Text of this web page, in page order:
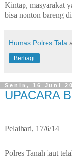
Kintap, masyarakat
bisa nonton bareng
Humas Polres Tala
Berbagi
Senin, 16 Juni
UPACARA
Pelaihari, 17/6/14
Polres Tanah laut